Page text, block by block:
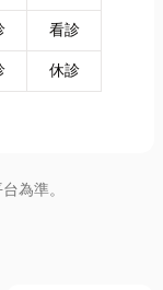
看診
休診
為準。